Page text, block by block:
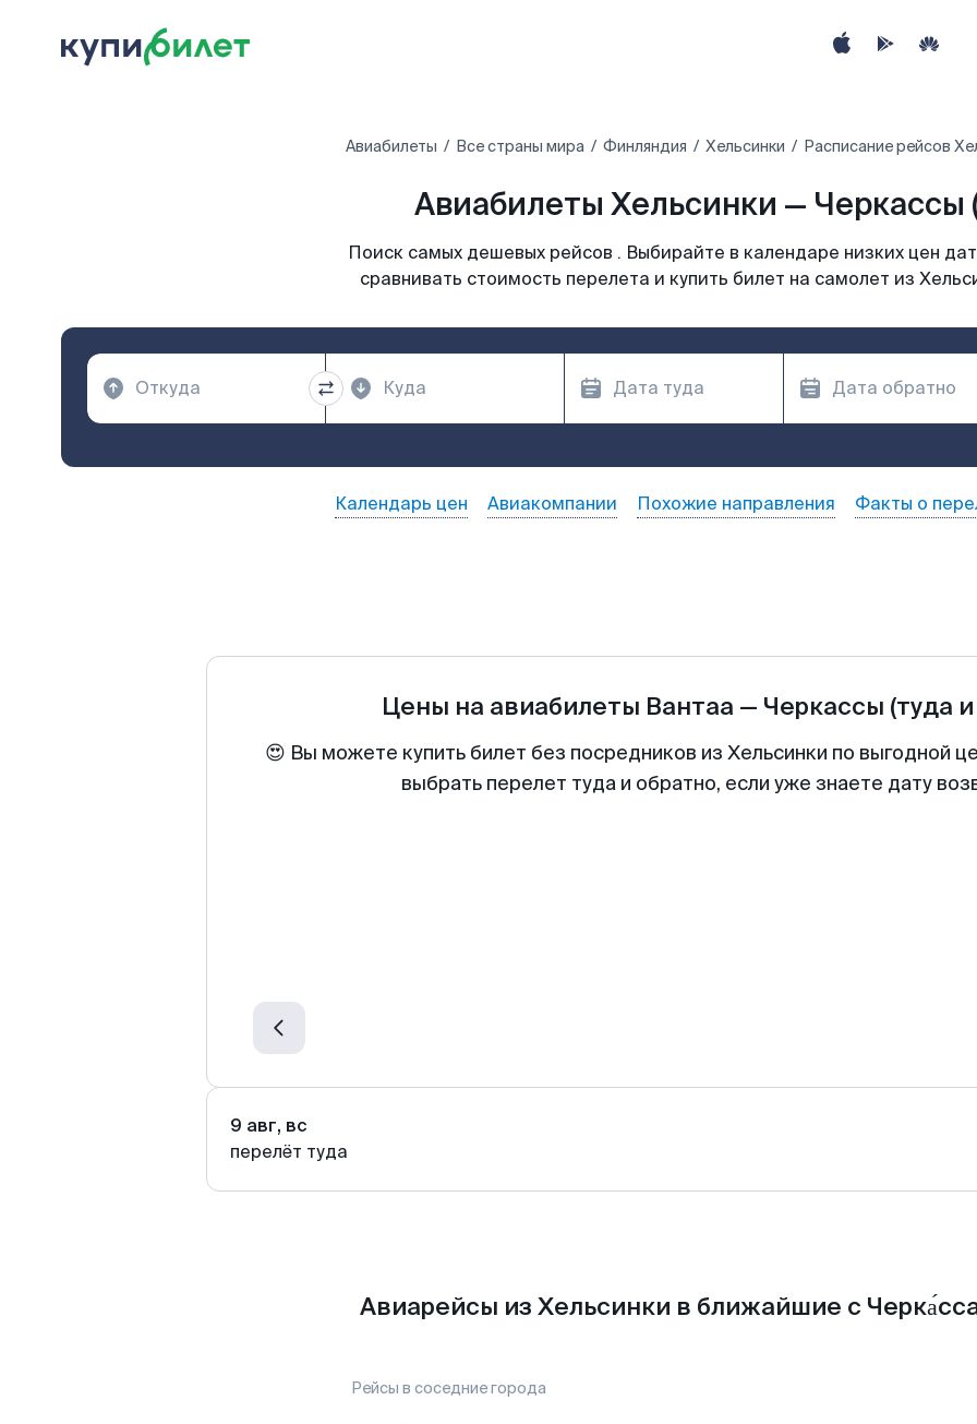
Авиабилеты Все страны мира Финляндия Хельсинки Расписание рейсов
Авиабилеты Хельсинки — Черкассы
Поиск самых дешевых рейсов . Выбирайте в календаре низких цен
сравнивать стоимость перелета и купить билет на самолет из
Календарь цен Авиакомпании Похожие направления Факты о
Цены на авиабилеты Вантаа — Черкассы (туда
😍 Вы можете купить билет без посредников из Хельсинки по выгодной
выбрать перелет туда и обратно, если уже знаете дату
9 авг, вс
перелёт туда
Авиарейсы из Хельсинки в ближайшие с
Рейсы в соседние города